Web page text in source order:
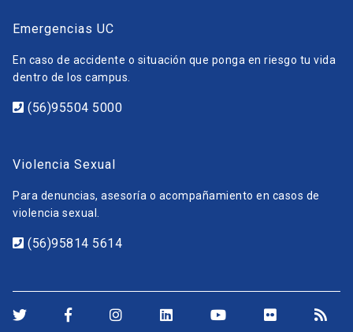
Emergencias UC
En caso de accidente o situación que ponga en riesgo tu vida
dentro de los campus.
(56)95504 5000
Violencia Sexual
Para denuncias, asesoría o acompañamiento en casos de
violencia sexual.
(56)95814 5614